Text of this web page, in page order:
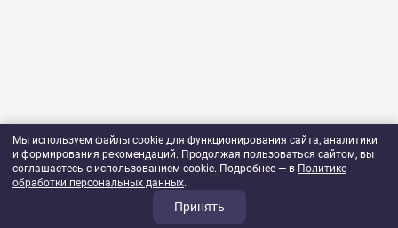
Мы используем файлы cookie для функционирования сайта, аналитики
и формирования рекомендаций. Продолжая пользоваться сайтом, вы
соглашаетесь с использованием cookie. Подробнее — в Политике
обработки персональных данных.
Принять